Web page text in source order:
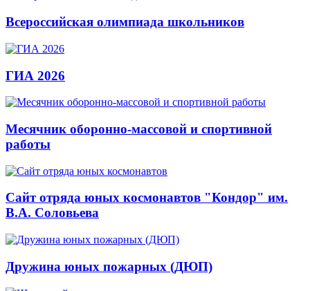
Всероссийская олимпиада школьников
ГИА 2026
Месячник оборонно-массовой и спортивной
работы
Сайт отряда юных космонавтов "Кондор" им.
В.А. Соловьева
Дружина юных пожарных (ДЮП)